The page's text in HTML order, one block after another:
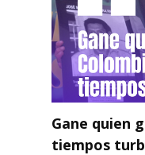
Gane quien
tiempos